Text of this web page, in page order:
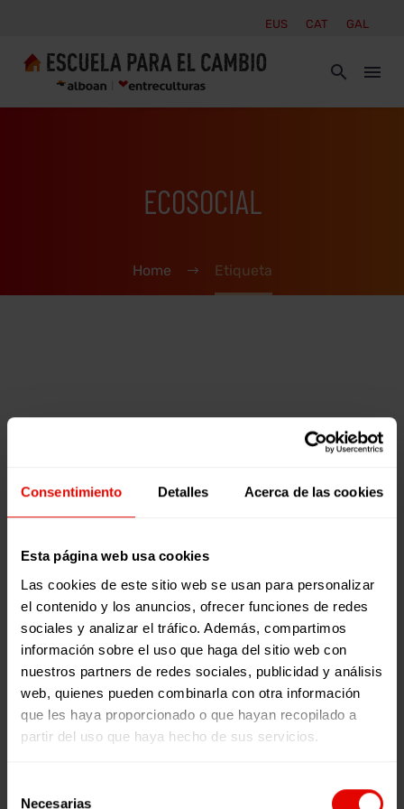
Consentimiento Detalles Acerca de las cookies
Esta página web usa cookies
Las cookies de este sitio web se usan para personalizar
el contenido y los anuncios, ofrecer funciones de redes
sociales y analizar el tráfico. Además, compartimos
información sobre el uso que haga del sitio web con
nuestros partners de redes sociales, publicidad y análisis
web, quienes pueden combinarla con otra información
que les haya proporcionado o que hayan recopilado a
partir del uso que haya hecho de sus servicios.
Necesarias
EUS CAT GAL
ECOSOCIAL
Home Etiqueta
LA
ESPERANZA
2021
NO PODEMOS
PERDER LA
ESPERANZA
TIEMPO DE
LECTURA: 4
MINUTOS
Tras dos
semanas de
negociaciones,
entrevistas,
LEER MÁS